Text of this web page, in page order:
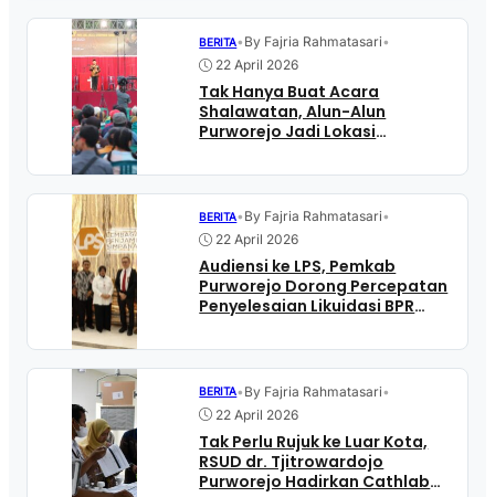
BERITA• By Fajria Rahmatasari•
22 April 2026
Tak Hanya Buat Acara
Shalawatan, Alun-Alun
Purworejo Jadi Lokasi
Kristiani
BERITA• By Fajria Rahmatasari•
22 April 2026
Audiensi ke LPS, Pemkab
Purworejo Dorong Percepatan
Penyelesaian Likuidasi BPR
BERITA• By Fajria Rahmatasari•
22 April 2026
Tak Perlu Rujuk ke Luar Kota,
RSUD dr. Tjitrowardojo
Purworejo Hadirkan Cathlab